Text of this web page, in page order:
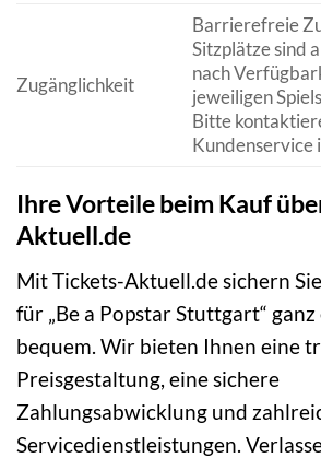
Zugänglichkeit
Barrierefreie
Sitzplätze sind
nach
jeweiligen
Bitte
Kundenservice
Ihre Vorteile beim Kauf
Aktuell.de
Mit Tickets-Aktuell.de sichern
für „Be a Popstar Stuttgart“
bequem. Wir bieten Ihnen eine
Preisgestaltung, eine sichere
Zahlungsabwicklung und
Servicedienstleistungen.